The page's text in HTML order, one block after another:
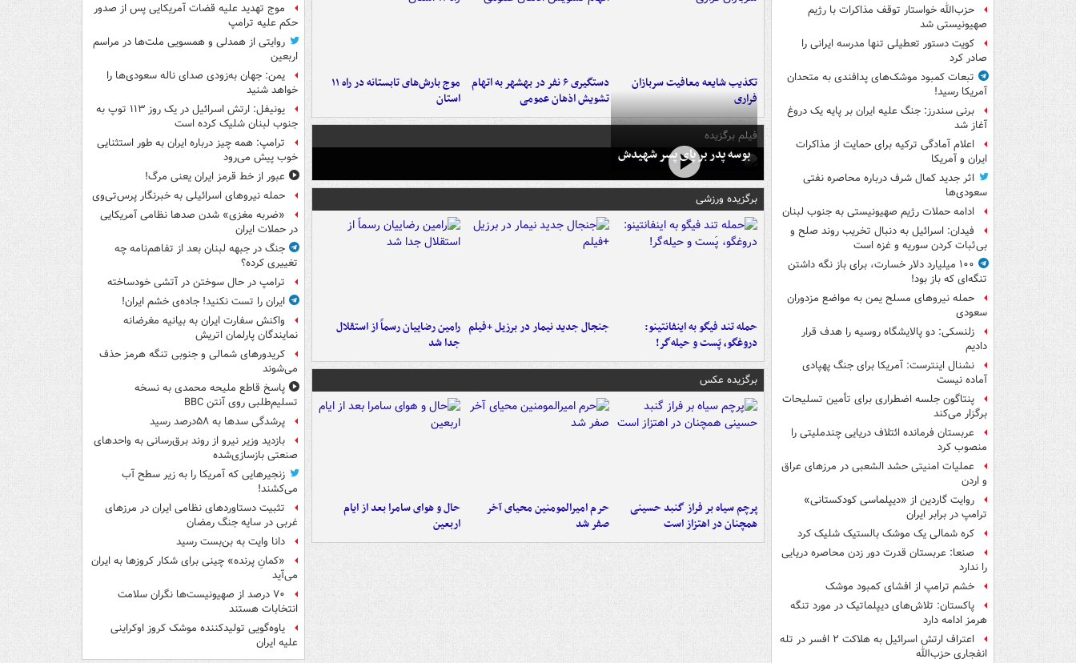
حزب‌الله خواستار توقف مذاکرات با رژیم
صهیونیستی شد
کویت دستور تعطیلی تنها مدرسه ایرانی را
صادر کرد
تبعات کمبود موشک‌های پدافندی به متحدان
آمریکا رسید!
برنی سندرز: جنگ علیه ایران بر پایه یک دروغ
آغاز شد
اعلام آمادگی ترکیه برای حمایت از مذاکرات
ایران و آمریکا
اثر جدید کمال شرف درباره محاصره نفتی
سعودی‌ها
ادامه حملات رژیم صهیونیستی به جنوب لبنان
فیدان: اسرائیل به دنبال تخریب روند صلح و
بی‌ثبات کردن سوریه و غزه است
۱۰۰ میلیارد دلار خسارت، برای باز نگه داشتن
تنگه‌ای که باز بود!
حمله نیروهای مسلح یمن به مواضع مزدوران
سعودی
زلنسکی: دو پالایشگاه روسیه را هدف قرار
دادیم
نشنال اینترست: آمریکا برای جنگ پهپادی
آماده نیست
پنتاگون جلسه اضطراری برای تأمین تسلیحات
برگزار می‌کند
عربستان فرمانده ائتلاف دریایی چندملیتی را
منصوب کرد
عملیات امنیتی حشد الشعبی در مرزهای عراق
و اردن
روایت گاردین از «دیپلماسی کودکستانی»
ترامپ در برابر ایران
کره شمالی یک موشک بالستیک شلیک کرد
صنعا: عربستان قدرت دور زدن محاصره دریایی
را ندارد
خشم ترامپ از افشای کمبود موشک
پاکستان: تلاش‌های دیپلماتیک در مورد تنگه
هرمز ادامه دارد
اعتراف ارتش اسرائیل به هلاکت ۲ افسر در تله
انفجاری حزب‌الله
تکذیب شایعه معافیت سربازان
فراری
دستگیری ۶ نفر در بهشهر به اتهام
تشویش اذهان عمومی
موج بارش‌های تابستانه در راه ۱۱
استان
فیلم برگزیده
بوسه‌ پدر بر پای پسر شهیدش
برگزیده ورزشی
حمله تند فیگو به اینفانتینو:
دروغگو، پَست‌ و حیله‌گر!
جنجال جدید نیمار در برزیل +فیلم رامین رضاییان رسماً از استقلال
جدا شد
برگزیده عکس
پرچم سیاه بر فراز گنبد حسینی
همچنان در اهتزاز است
حرم امیرالمومنین محیای آخر
صفر شد
حال و هوای سامرا بعد از ایام
اربعین
موج تهدید علیه قضات آمریکایی پس از صدور
حکم علیه ترامپ
روایتی از همدلی و همسویی ملت‌ها در مراسم
اربعین
یمن: جهان به‌زودی صدای ناله سعودی‌ها را
خواهد شنید
یونیفل: ارتش اسرائیل در یک روز ۱۱۳ توپ به
جنوب لبنان شلیک کرده است
ترامپ: همه چیز درباره ایران به طور استثنایی
خوب پیش می‌رود
عبور از خط قرمز ایران یعنی مرگ!
حمله نیروهای اسرائیلی به خبرنگار پرس‌تی‌وی
«ضربه مغزی» شدن صدها نظامی آمریکایی
در حملات ایران
جنگ در جبهه لبنان بعد از تفاهم‌نامه چه
تغییری کرده؟
ترامپ در حال سوختن در آتشی خودساخته
ایران را تست نکنید! جاده‌ی خشم ایران!
واکنش سفارت ایران به بیانیه مغرضانه
نمایندگان پارلمان اتریش
کریدورهای شمالی و جنوبی تنگه هرمز حذف
می‌شوند
پاسخ قاطع ملیحه محمدی به نسخه
تسلیم‌طلبی روی آنتن BBC
پرشدگی سدها به ۵۸درصد رسید
بازدید وزیر نیرو از روند برق‌رسانی به واحدهای
صنعتی بازسازی‌شده
زنجیرهایی که آمریکا را به زیر سطح آب
می‌کشند!
تثبیت دستاوردهای نظامی ایران در مرزهای
غربی در سایه جنگ رمضان
دانا وایت به بن‌بست رسید
«کمانِ پرنده» چینی برای شکار کروزها به ایران
می‌آید
۷۰ درصد از صهیونیست‌ها نگران سلامت
انتخابات هستند
یاوه‌گویی تولیدکننده موشک کروز اوکراینی
علیه ایران